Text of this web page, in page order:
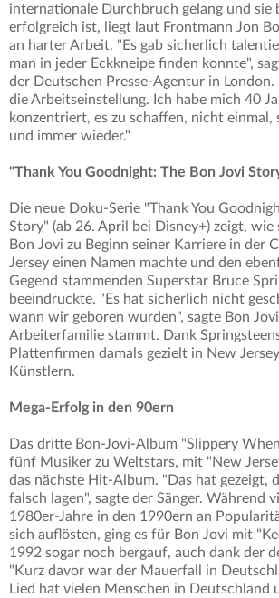
internationale Durchbruch gelang und sie
erfolgreich ist, liegt laut Frontmann Jon
an harter Arbeit. "Es gab sicherlich
man in jeder Eckkneipe finden konnte",
der Deutschen Presse-Agentur in
die Arbeitseinstellung. Ich habe mich 40
konzentriert, es zu schaffen, nicht einmal,
und immer wieder."
"Thank You Goodnight: The Bon Jovi
Die neue Doku-Serie "Thank You
Story" (ab 26. April bei Disney+) zeigt, wie
Bon Jovi zu Beginn seiner Karriere in der
Jersey einen Namen machte und den
Gegend stammenden Superstar Bruce
beeindruckte. "Es hat sicherlich nicht
wann wir geboren wurden", sagte Bon
Arbeiterfamilie stammt. Dank
Plattenfirmen damals gezielt in New
Künstlern.
Mega-Erfolg in den 90ern
Das dritte Bon-Jovi-Album "Slippery
fünf Musiker zu Weltstars, mit "New
das nächste Hit-Album. "Das hat gezeigt,
falsch lagen", sagte der Sänger. Während
1980er-Jahre in den 1990ern an
sich auflösten, ging es für Bon Jovi mit
1992 sogar noch bergauf, auch dank der
"Kurz davor war der Mauerfall in
Lied hat vielen Menschen in Deutschland